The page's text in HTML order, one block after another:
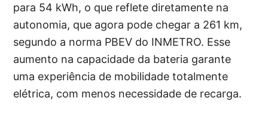
para 54 kWh, o que reflete diretamente na
autonomia, que agora pode chegar a 261 km,
segundo a norma PBEV do INMETRO. Esse
aumento na capacidade da bateria garante
uma experiência de mobilidade totalmente
elétrica, com menos necessidade de recarga.